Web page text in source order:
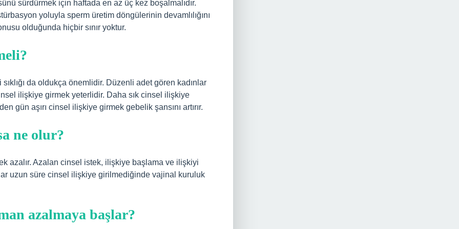
sürdürmek için haftada en az üç kez boşalmalıdır.
yoluyla sperm üretim döngülerinin devamlılığını
olduğunda hiçbir sınır yoktur.
da oldukça önemlidir. Düzenli adet gören kadınlar
ilişkiye girmek yeterlidir. Daha sık cinsel ilişkiye
gün aşırı cinsel ilişkiye girmek gebelik şansını artırır.
ne olur?
azalır. Azalan cinsel istek, ilişkiye başlama ve ilişkiyi
uzun süre cinsel ilişkiye girilmediğinde vajinal kuruluk
azalmaya başlar?